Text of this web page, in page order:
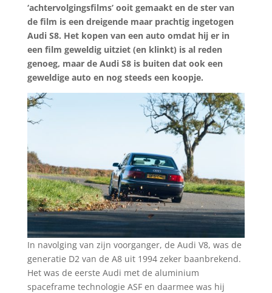
‘achtervolgingsfilms’ ooit gemaakt en de ster van
de film is een dreigende maar prachtig ingetogen
Audi S8. Het kopen van een auto omdat hij er in
een film geweldig uitziet (en klinkt) is al reden
genoeg, maar de Audi S8 is buiten dat ook een
geweldige auto en nog steeds een koopje.
In navolging van zijn voorganger, de Audi V8, was de
generatie D2 van de A8 uit 1994 zeker baanbrekend.
Het was de eerste Audi met de aluminium
spaceframe technologie ASF en daarmee was hij